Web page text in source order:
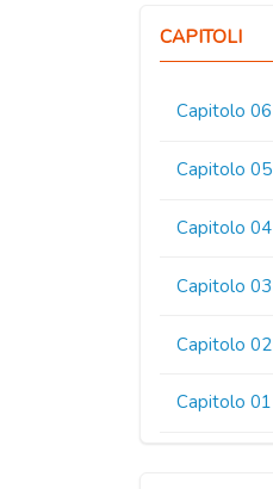
CAPITOLI
Capitolo 06
Capitolo 05
Capitolo 04
Capitolo 03
Capitolo 02
Capitolo 01